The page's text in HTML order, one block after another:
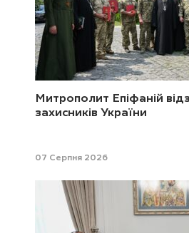
Митрополит Епіфаній
захисників України
07 Серпня 2026